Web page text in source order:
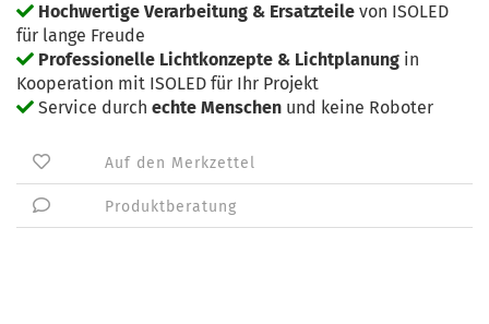
Hochwertige Verarbeitung & Ersatzteile von ISOLED
für lange Freude
Professionelle Lichtkonzepte & Lichtplanung in
Kooperation mit ISOLED für Ihr Projekt
Service durch echte Menschen und keine Roboter
Auf den Merkzettel
Produktberatung